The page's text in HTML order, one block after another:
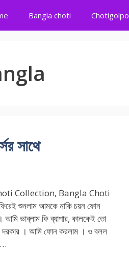
Bangla choti Chotigolpo
সাথে
Collection, Bangla Choti
শুনলাম আমকে নাকি চয়ন ফোন
ভাব্লাম কি ব্যাপার, কালকেই তো
দরকার । আমি ফোন করলাম । ও বলল
…